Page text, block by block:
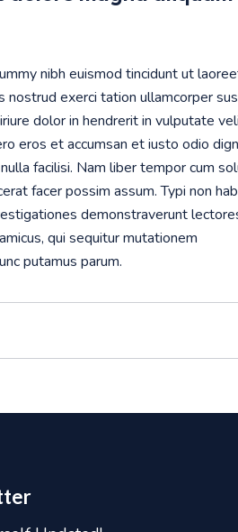
nibh euismod tincidunt ut
nostrud exerci tation ullamcorper
dolor in hendrerit in vulputate
eros et accumsan et iusto odio
facilisi. Nam liber tempor cum
facer possim assum. Typi non
demonstraverunt
qui sequitur mutationem
putamus parum.